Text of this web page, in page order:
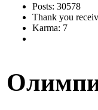
Posts: 30578
Thank you
Karma: 7